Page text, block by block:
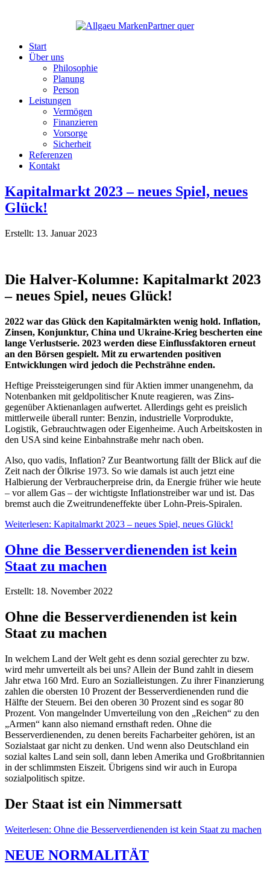
Start
Über uns
Philosophie
Planung
Person
Leistungen
Vermögen
Finanzieren
Vorsorge
Sicherheit
Referenzen
Kontakt
Kapitalmarkt 2023 – neues Spiel, neues
Glück!
Erstellt: 13. Januar 2023
Die Halver-Kolumne: Kapitalmarkt 2023
– neues Spiel, neues Glück!
2022 war das Glück den Kapitalmärkten wenig hold. Inflation,
Zinsen, Konjunktur, China und Ukraine-Krieg bescherten eine
lange Verlustserie. 2023 werden diese Einflussfaktoren erneut
an den Börsen gespielt. Mit zu erwartenden positiven
Entwicklungen wird jedoch die Pechsträhne enden.
Heftige Preissteigerungen sind für Aktien immer unangenehm, da
Notenbanken mit geldpolitischer Knute reagieren, was Zins-
gegenüber Aktienanlagen aufwertet. Allerdings geht es preislich
mittlerweile überall runter: Benzin, industrielle Vorprodukte,
Logistik, Gebrauchtwagen oder Eigenheime. Auch Arbeitskosten in
den USA sind keine Einbahnstraße mehr nach oben.
Also, quo vadis, Inflation? Zur Beantwortung fällt der Blick auf die
Zeit nach der Ölkrise 1973. So wie damals ist auch jetzt eine
Halbierung der Verbraucherpreise drin, da Energie früher wie heute
– vor allem Gas – der wichtigste Inflationstreiber war und ist. Das
bremst auch die Zweitrundeneffekte über Lohn-Preis-Spiralen.
Weiterlesen: Kapitalmarkt 2023 – neues Spiel, neues Glück!
Ohne die Besserverdienenden ist kein
Staat zu machen
Erstellt: 18. November 2022
Ohne die Besserverdienenden ist kein
Staat zu machen
In welchem Land der Welt geht es denn sozial gerechter zu bzw.
wird mehr umverteilt als bei uns? Allein der Bund zahlt in diesem
Jahr etwa 160 Mrd. Euro an Sozialleistungen. Zu ihrer Finanzierung
zahlen die obersten 10 Prozent der Besserverdienenden rund die
Hälfte der Steuern. Bei den oberen 30 Prozent sind es sogar 80
Prozent. Von mangelnder Umverteilung von den „Reichen“ zu den
„Armen“ kann also niemand ernsthaft reden. Ohne die
Besserverdienenden, zu denen bereits Facharbeiter gehören, ist an
Sozialstaat gar nicht zu denken. Und wenn also Deutschland ein
sozial kaltes Land sein soll, dann leben Amerika und Großbritannien
in der schlimmsten Eiszeit. Übrigens sind wir auch in Europa
sozialpolitisch spitze.
Der Staat ist ein Nimmersatt
Weiterlesen: Ohne die Besserverdienenden ist kein Staat zu machen
NEUE NORMALITÄT